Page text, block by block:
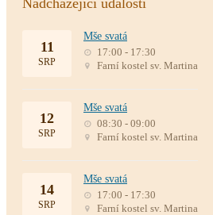
Nadcházející události
11
SRP
Mše svatá
17:00 - 17:30
Farní kostel sv. Martina
12
SRP
Mše svatá
08:30 - 09:00
Farní kostel sv. Martina
14
SRP
Mše svatá
17:00 - 17:30
Farní kostel sv. Martina